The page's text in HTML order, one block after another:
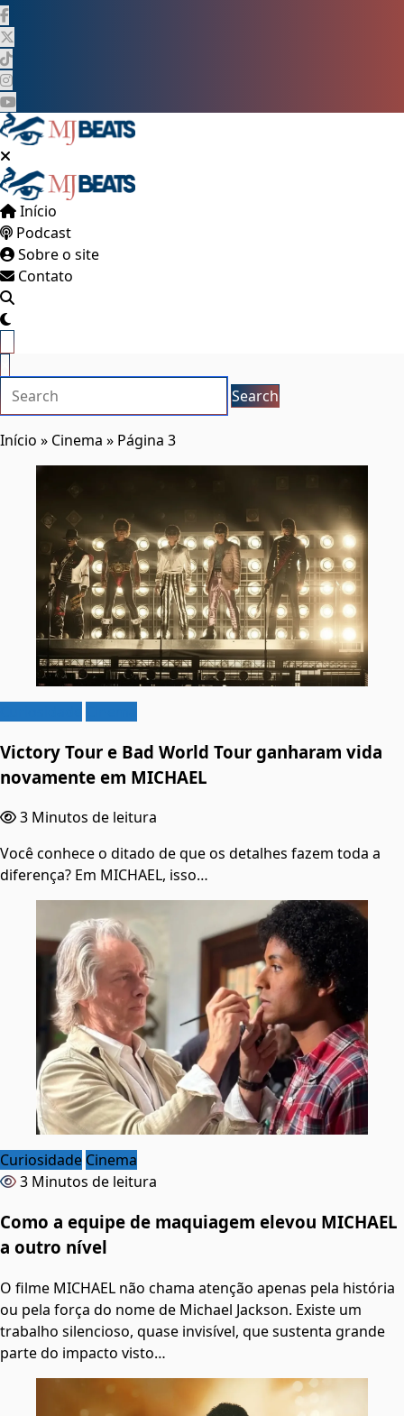
Pular
para
o
conteúdo
Início
Podcast
Sobre o site
Contato
Início » Cinema » Página 3
Victory Tour e Bad World Tour ganharam vida
novamente em MICHAEL
3 Minutos de leitura
Você conhece o ditado de que os detalhes fazem toda a
diferença? Em MICHAEL, isso…
Curiosidade Cinema
3 Minutos de leitura
Como a equipe de maquiagem elevou MICHAEL
a outro nível
O filme MICHAEL não chama atenção apenas pela história
ou pela força do nome de Michael Jackson. Existe um
trabalho silencioso, quase invisível, que sustenta grande
parte do impacto visto…